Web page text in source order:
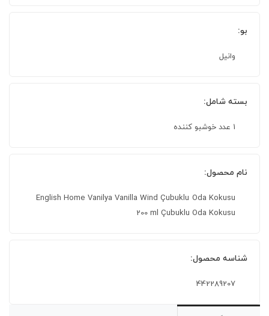
بو:
وانیل
بسته شامل:
1 عدد خوشبو کننده
نام محصول:
English Home Vanilya Vanilla Wind Çubuklu Oda Kokusu
200 ml Çubuklu Oda Kokusu
شناسه محصول:
442289207